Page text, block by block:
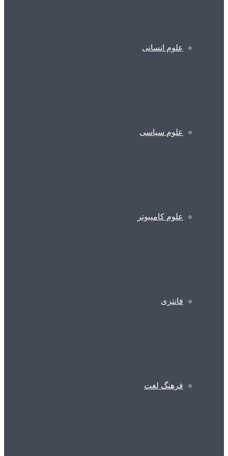
علوم انسانی
علوم سیاسی
علوم کامپیوتر
فانتزی
فرهنگ لغت